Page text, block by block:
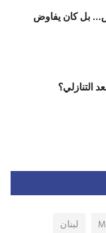
بل كان يفاوض
التنازلي؟
لبنان